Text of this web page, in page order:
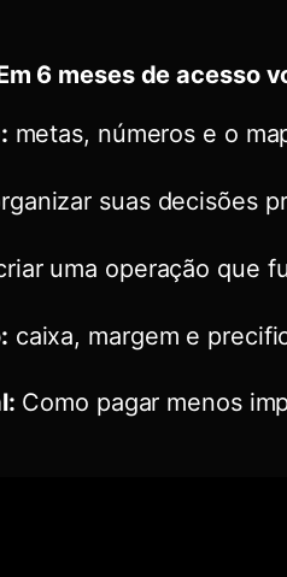
6 meses de acesso
metas, números e o
suas decisões
uma operação que
caixa, margem e
Como pagar menos